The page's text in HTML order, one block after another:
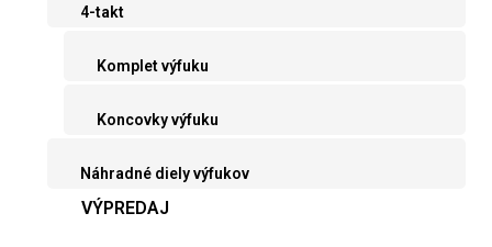
4-takt
Komplet výfuku
Koncovky výfuku
Náhradné diely výfukov
VÝPREDAJ